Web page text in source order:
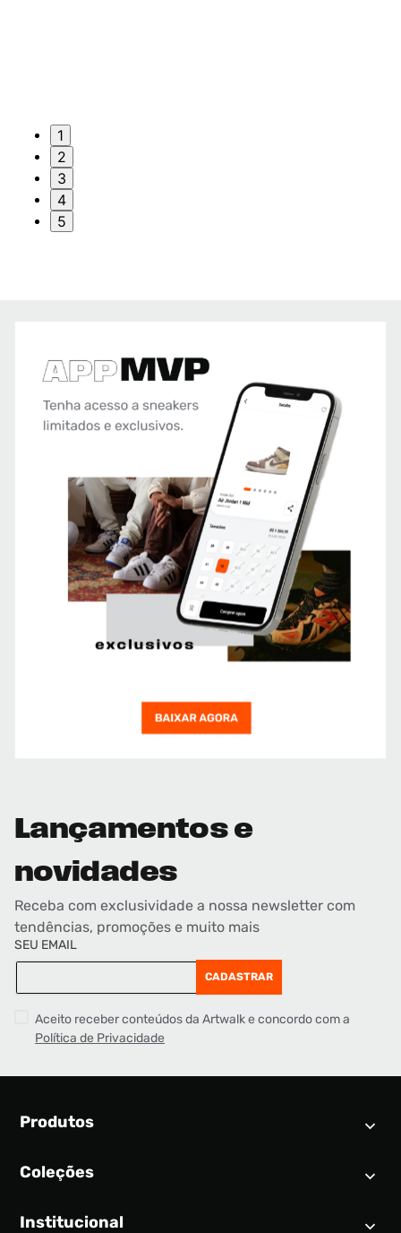
1
2
3
4
5
Lançamentos e
novidades
Receba com exclusividade a nossa newsletter com
tendências, promoções e muito mais
SEU EMAIL
CADASTRAR
Aceito receber conteúdos da Artwalk e concordo com a
Política de Privacidade
Produtos
Calendário SNEAKER
Tênis
Coleções
Air Jordan 1
Institucional